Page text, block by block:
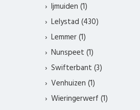
Ijmuiden (1)
Lelystad (430)
Lemmer (1)
Nunspeet (1)
Swifterbant (3)
Venhuizen (1)
Wieringerwerf (1)